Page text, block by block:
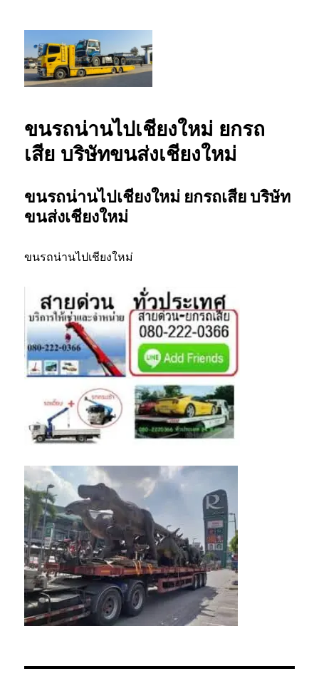
รถเสียเชียงใหม่ โทร 0802220366
ขนรถน่านไปเชียงใหม่ ยกรถ
เสีย บริษัทขนส่งเชียงใหม่
ขนรถน่านไปเชียงใหม่ ยกรถเสีย บริษัท
ขนส่งเชียงใหม่
ขนรถน่านไปเชียงใหม่